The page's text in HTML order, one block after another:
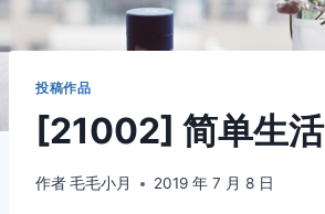
投稿作品
[21002] 简单生活
作者毛毛小月 2019 年 7 月 8 日